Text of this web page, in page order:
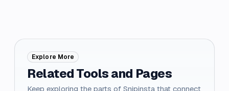
Explore More
Related Tools and Pages
Keep exploring the parts of Snipinsta that connect